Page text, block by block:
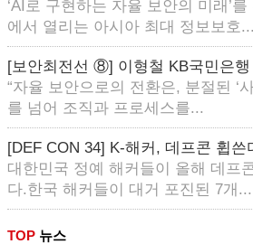
‘AI로 구현하는 자율 보안의 미래’
에서 열리는 아시아 최대 정보보호...
[보안최전선 ⑧] 이형철 KB국민은행
“자율 보안으로의 전환은, 분절된 ‘
를 넘어 조직과 프로세스를...
[DEF CON 34] K-해커, 데프콘 휩쓴
대한민국 정예 해커들이 올해 데프
다.한국 해커들이 대거 포진된 7개...
TOP 뉴스